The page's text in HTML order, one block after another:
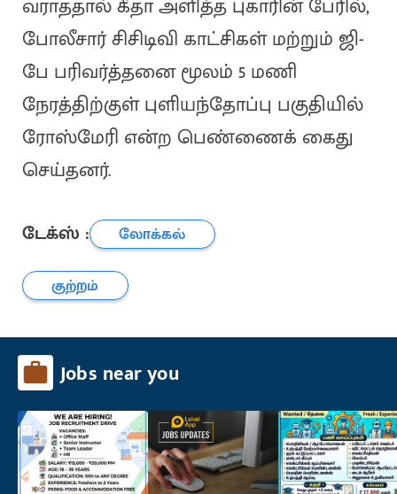
வராததால் கீதா அளித்த புகாரின் பேரில்,
போலீசார் சிசிடிவி காட்சிகள் மற்றும் ஜி-
பே பரிவர்த்தனை மூலம் 5 மணி
நேரத்திற்குள் புளியந்தோப்பு பகுதியில்
ரோஸ்மேரி என்ற பெண்ணைக் கைது
செய்தனர்.
டேக்ஸ் :
லோக்கல்
குற்றம்
Jobs near you